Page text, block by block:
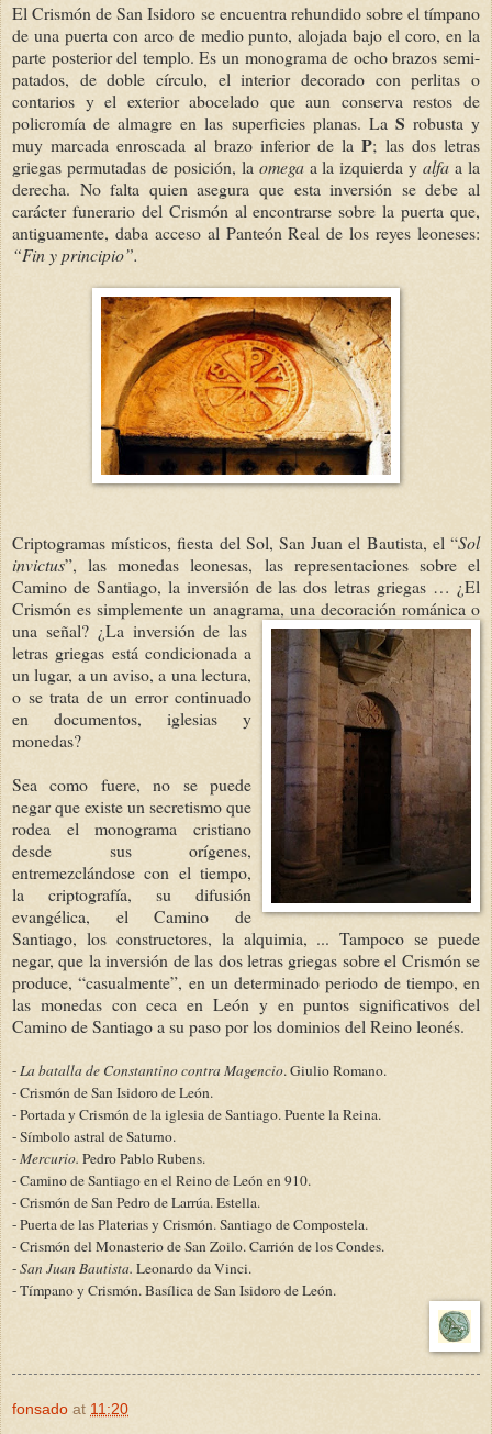
El Crismón de San Isidoro se encuentra rehundido sobre eltímpano
de una puerta con arco de medio punto, alojada bajo el coro, en la
parte posterior del templo. Es un monograma de ocho brazos semi-
patados, de doble círculo, el interior decorado con perlitas o
contarios y el exterior abocelado que aun conserva restos de
policromía de almagre en las superficies planas. La S robusta y
muy marcada enroscada al brazo inferior de laP; las dos letras
griegas permutadas de posición, la omegaa la izquierda yalfa a la
derecha. No falta quien asegura que esta inversión se debe al
carácter funerario del Crismón al encontrarse sobre la puerta que,
antiguamente, daba acceso al Panteón Real de los reyes leoneses:
“Fin y principio”.
Criptogramas místicos, fiesta del Sol, San Juan el Bautista, el “Sol
invictus”, las monedas leonesas, las representaciones sobre el
Camino de Santiago, la inversión delas dos letras griegas … ¿El
Crismón es simplemente un anagrama, una decoración románica o
una señal? ¿La inversión de las
letras griegas está condicionada a
un lugar, a un aviso,a una lectura,
o se trata de un error continuado
en documentos, iglesias y
monedas?
Sea como fuere, no se puede
negar que existe un secretismoque
rodea el monograma cristiano
desde sus orígenes,
entremezclándose con el tiempo,
la criptografía, su difusión
evangélica, el Camino de
Santiago, los constructores, la alquimia, ... Tampoco se puede
negar, que la inversión de las dos letras griegas sobre el Crismón se
produce, “casualmente”, en un determinado periodo de tiempo, en
las monedas con ceca en León y en puntos significativos del
Camino de Santiago a su paso por los dominios del Reino leonés.
-La batalla de Constantino contra Magencio. Giulio Romano.
- Crismón de San Isidoro de León.
- Portada y Crismón de la iglesia de Santiago. Puente la Reina.
- Símbolo astral de Saturno.
-Mercurio. Pedro Pablo Rubens.
- Camino de Santiago en el Reino de León en 910.
- Crismón de San Pedro de Larrúa. Estella.
- Puerta de las Platerias y Crismón. Santiago de Compostela.
- Crismón del Monasterio de San Zoilo. Carrión de los Condes.
-San Juan Bautista. Leonardo da Vinci.
- Tímpano y Crismón. Basílica de San Isidoro de León.
fonsado at 11:20